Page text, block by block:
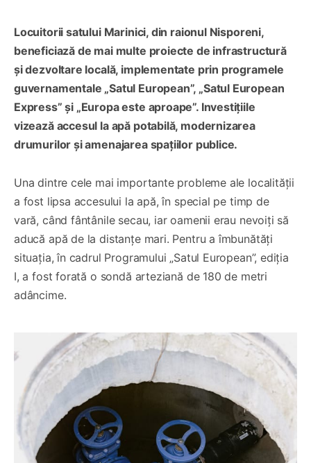
Locuitorii satului Marinici, din raionul Nisporeni,
beneficiază de mai multe proiecte de infrastructură
și dezvoltare locală, implementate prin programele
guvernamentale „Satul European”, „Satul European
Express” și „Europa este aproape”. Investițiile
vizează accesul la apă potabilă, modernizarea
drumurilor și amenajarea spațiilor publice.
Una dintre cele mai importante probleme ale localității
a fost lipsa accesului la apă, în special pe timp de
vară, când fântânile secau, iar oamenii erau nevoiți să
aducă apă de la distanțe mari. Pentru a îmbunătăți
situația, în cadrul Programului „Satul European”, ediția
I, a fost forată o sondă arteziană de 180 de metri
adâncime.